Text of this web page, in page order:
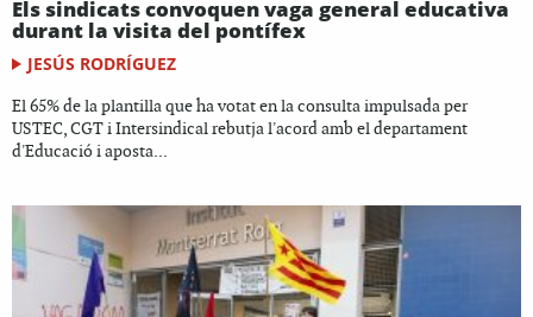
Els sindicats convoquen vaga general educativa
durant la visita del pontífex
JESÚS RODRÍGUEZ
El 65% de la plantilla que ha votat en la consulta impulsada per
USTEC, CGT i Intersindical rebutja l'acord amb el departament
d'Educació i aposta...